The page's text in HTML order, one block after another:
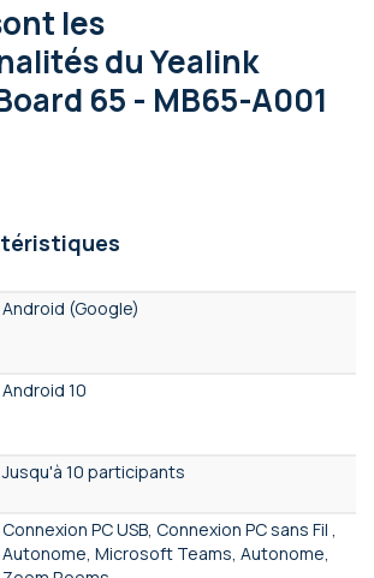
les
du Yealink
65 - MB65-A001
Android (Google)
Android 10
Jusqu'à 10 participants
Connexion PC USB, Connexion PC sans Fil ,
Autonome, Microsoft Teams, Autonome,